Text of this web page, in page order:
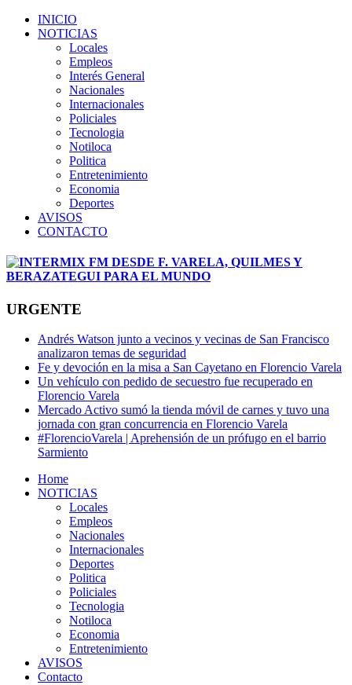
INICIO
NOTICIAS
Locales
Empleos
Interés General
Nacionales
Internacionales
Policiales
Tecnologia
Notiloca
Politica
Entretenimiento
Economia
Deportes
AVISOS
CONTACTO
URGENTE
Andrés Watson junto a vecinos y vecinas de San Francisco
analizaron temas de seguridad
Fe y devoción en la misa a San Cayetano en Florencio Varela
Un vehículo con pedido de secuestro fue recuperado en
Florencio Varela
Mercado Activo sumó la tienda móvil de carnes y tuvo una
jornada con gran concurrencia en Florencio Varela
#FlorencioVarela | Aprehensión de un prófugo en el barrio
Sarmiento
Home
NOTICIAS
Locales
Empleos
Nacionales
Internacionales
Deportes
Politica
Policiales
Tecnologia
Notiloca
Economia
Entretenimiento
AVISOS
Contacto